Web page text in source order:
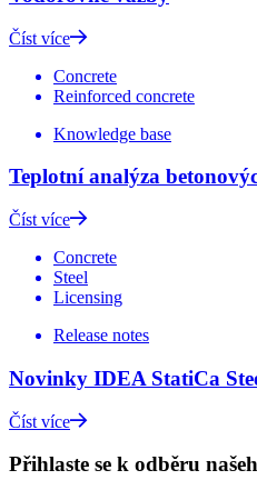
Číst více
Concrete
Reinforced concrete
Knowledge base
Teplotní analýza
Číst více
Concrete
Steel
Licensing
Release notes
Novinky IDEA StatiCa
Číst více
Přihlaste se k odběru